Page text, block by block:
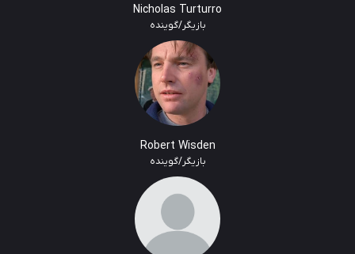
Nicholas Turturro
بازیگر/گوینده
Robert Wisden
بازیگر/گوینده